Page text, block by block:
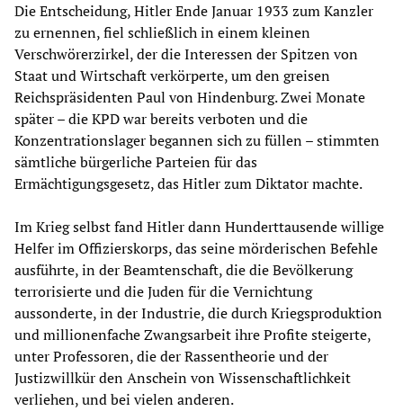
Die Entscheidung, Hitler Ende Januar 1933 zum Kanzler
zu ernennen, fiel schließlich in einem kleinen
Verschwörerzirkel, der die Interessen der Spitzen von
Staat und Wirtschaft verkörperte, um den greisen
Reichspräsidenten Paul von Hindenburg. Zwei Monate
später – die KPD war bereits verboten und die
Konzentrationslager begannen sich zu füllen – stimmten
sämtliche bürgerliche Parteien für das
Ermächtigungsgesetz, das Hitler zum Diktator machte.
Im Krieg selbst fand Hitler dann Hunderttausende willige
Helfer im Offizierskorps, das seine mörderischen Befehle
ausführte, in der Beamtenschaft, die die Bevölkerung
terrorisierte und die Juden für die Vernichtung
aussonderte, in der Industrie, die durch Kriegsproduktion
und millionenfache Zwangsarbeit ihre Profite steigerte,
unter Professoren, die der Rassentheorie und der
Justizwillkür den Anschein von Wissenschaftlichkeit
verliehen, und bei vielen anderen.